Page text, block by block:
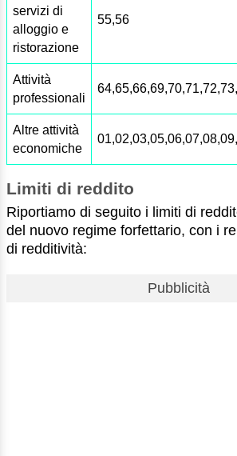
servizi di
alloggio e
ristorazione
55,56
Attività
professionali
Altre attività
economiche
Limiti di reddito
Riportiamo di seguito i limiti di
del nuovo regime forfettario, con i
di redditività:
Pubblicità